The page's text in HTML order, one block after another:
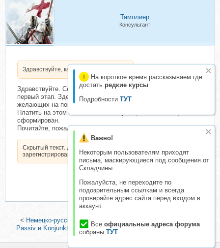
На короткое время рассказываем где
достать редкие курсы
Подробности ТУТ
Важно!
Некоторым пользователям приходят
письма, маскирующиеся под сообщения от
Складчины.
Пожалуйста, не переходите по
подозрительным ссылкам и всегда
проверяйте адрес сайта перед входом в
аккаунт.
Все официальные адреса форума
собраны ТУТ
Тамплиер
Консультант
Здравствуйте, как оплатить?
Здравствуйте. Сейчас тема на этапе Запись. Это самый
первый этап. Здесь собирается предварительный список
желающих на покупку продукта.
Платить на этом этапе ничего не нужно, т.к. взнос еще не
сформирован.
Почитайте, пожалуйста -
Скрытый текст. Доступен только
зарегистрированным пользователям.
< Немецко-русский визуальный словарь
Тренинг Sprechen.
Passiv и Konjunktiv II. Минимальный тариф (Игорь Можаров)>